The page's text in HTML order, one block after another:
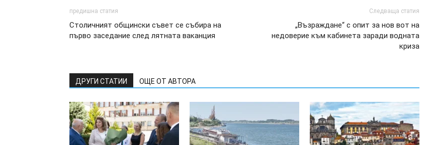
предишна статия
Столичният общински съвет се събира на
първо заседание след лятната ваканция
Следваща статия
„Възраждане“ с опит за нов вот на
недоверие към кабинета заради водната
криза
ДРУГИ СТАТИИ ОЩЕ ОТ АВТОРА